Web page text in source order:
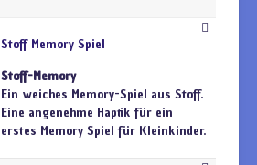
Stoff Memory Spiel
Stoff-Memory
Ein weiches Memory-Spiel aus Stoff.
Eine angenehme Haptik für ein
erstes Memory Spiel für Kleinkinder.